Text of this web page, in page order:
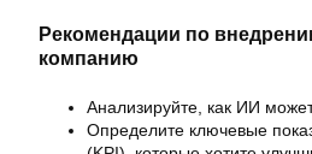
Рекомендации по
компанию
Анализируйте, как ИИ
Определите ключевые